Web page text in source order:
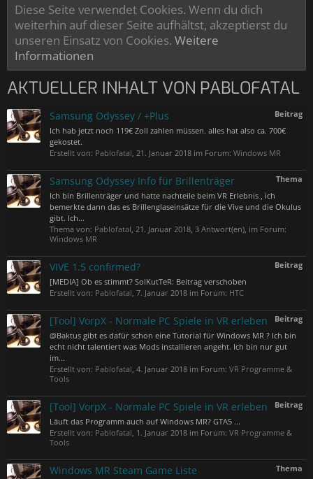
Diese Seite verwendet Cookies. Wenn du dich
weiterhin auf dieser Seite aufhältst, akzeptierst du
unseren Einsatz von Cookies. Weitere
Informationen
AKTUELLER INHALT VON PABLOFATAL
Beitrag
Samsung Odyssey / +Plus
Ich hab jetzt noch 119€ Zoll zahlen müssen. alles hat also ca. 700€
gekostet.
Erstellt von: Pablofatal, 21. Januar 2018 im Forum: Windows MR
Thema
Samsung Odyssey Info für Brillenträger
Ich bin Brillenträger und hatte nachteile beim VR Erlebnis , ich
bemerkte dann das es Brillenglaseinsätze für die Vive und die Okulus
gibt. Ich...
Thema von: Pablofatal, 21. Januar 2018, 3 Antwort(en), im Forum:
Windows MR
Beitrag
VIVE 1.5 confirmed?
[MEDIA] Ob es stimmt? SolKutTeR: Beitrag verschoben
Erstellt von: Pablofatal, 7. Januar 2018 im Forum: HTC
Beitrag
[Tool] VorpX - Normale PC Spiele in VR erleben
@Baktus gibt es dafür schon eine Tutorial für Windows MR ? Ich bin
echt nicht talentiert was Mods installieren angeht. Ich bin nur gut
im...
Erstellt von: Pablofatal, 4. Januar 2018 im Forum: VR Programme &
Tools
Beitrag
[Tool] VorpX - Normale PC Spiele in VR erleben
Läuft das Programm auch auf Windows MR? GTA5 ...
Erstellt von: Pablofatal, 1. Januar 2018 im Forum: VR Programme &
Tools
Thema
Windows MR Steam Game Liste